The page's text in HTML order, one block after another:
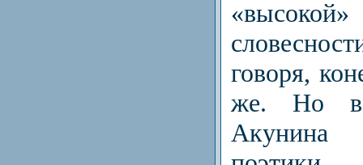
говоря,
же. Но в
Акунина